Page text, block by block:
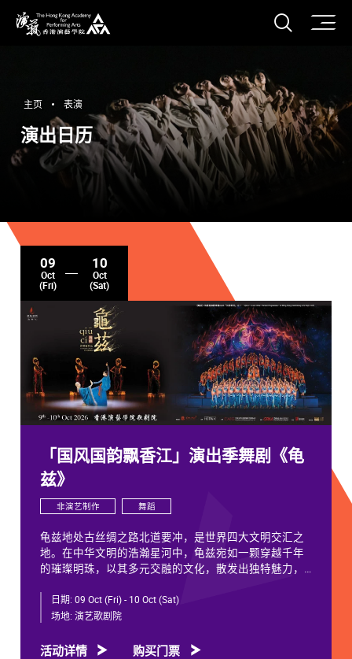
打开
主页 表演
演出日历
09
Oct
(Fri)
10
Oct
(Sat)
「国风国韵飘香江」演出季舞剧《龟
兹》
非演艺制作 舞蹈
龟兹地处古丝绸之路北道要冲，是世界四大文明交汇之
地。在中华文明的浩瀚星河中，龟兹宛如一颗穿越千年
的璀璨明珠，以其多元交融的文化，散发出独特魅力，
龟兹文化流淌着古往今来各族人民的印迹和血脉，从石
我、我中有你”，成为新疆历史文化的鲜活注脚，更是中
日期: 09 Oct (Fri) - 10 Oct (Sat)
场地: 演艺歌剧院
活动详情 购买门票